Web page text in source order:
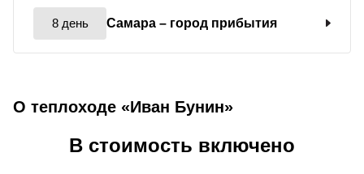
8 день Самара – город прибытия
О теплоходе «Иван Бунин»
В стоимость включено